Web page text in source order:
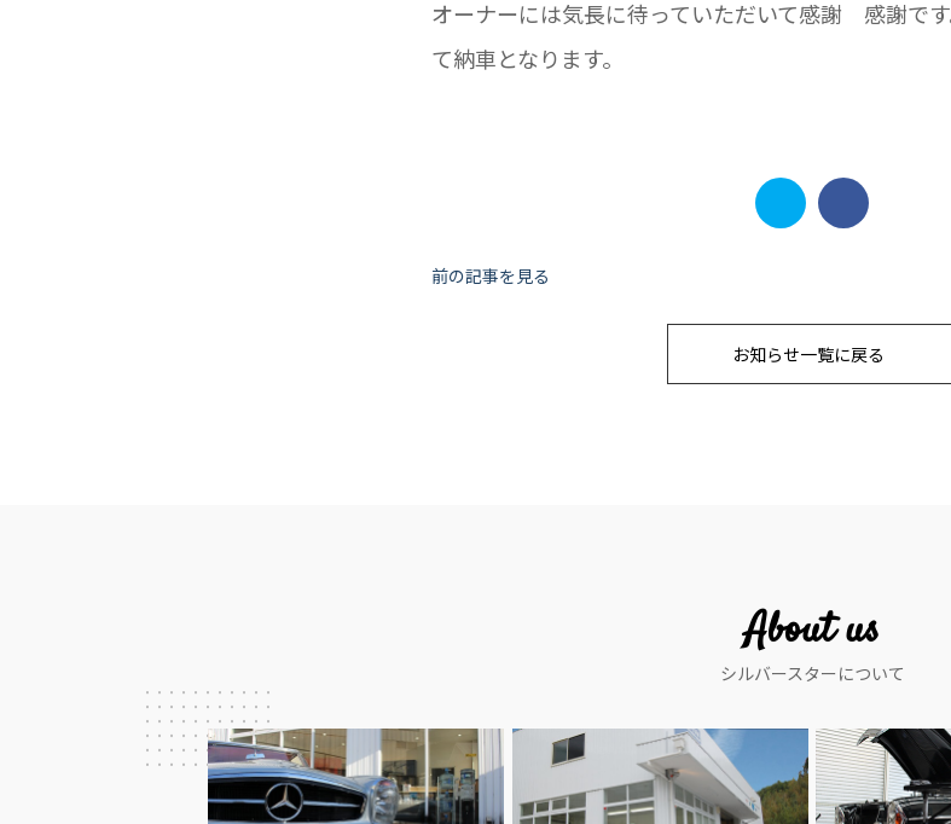
オーナーには気長に待っていただいて感謝 感謝で
て納車となります。
投
前の記事を見る
お知らせ一覧に戻る
About us
シルバースターについて